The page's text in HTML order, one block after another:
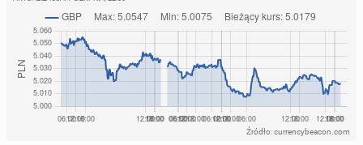
Źródło: currencybeacon.com